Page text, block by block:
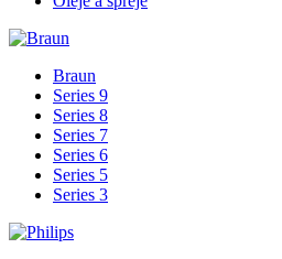
Braun
Series 9
Series 8
Series 7
Series 6
Series 5
Series 3